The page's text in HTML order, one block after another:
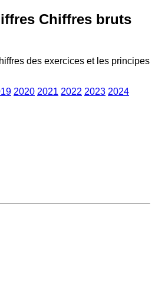
Chiffres bruts
des exercices et les principes
2020 2021 2022 2023 2024